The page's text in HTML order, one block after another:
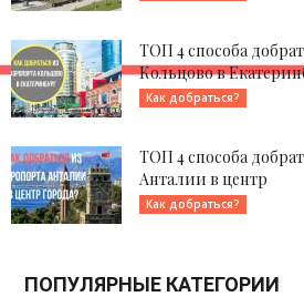
ТОП 4 способа
Кольцово в
Как добраться?
ТОП 4 способа
Анталии в центр
Как добраться?
ПОПУЛЯРНЫЕ КАТЕГОРИИ